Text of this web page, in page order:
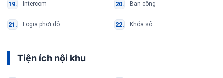
Intercom Ban công
Logia phơi đồ Khóa số
Tiện ích nội khu